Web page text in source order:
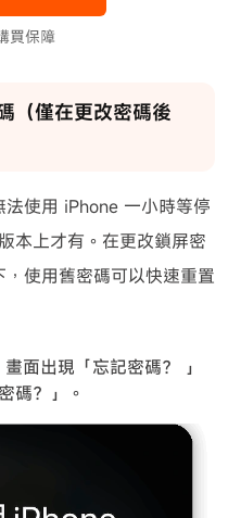
（僅在更改密碼後
使用 iPhone 一小時等停
本上才有。在更改鎖屏密
使用舊密碼可以快速重置
面出現「忘記密碼？ 」
碼？」。